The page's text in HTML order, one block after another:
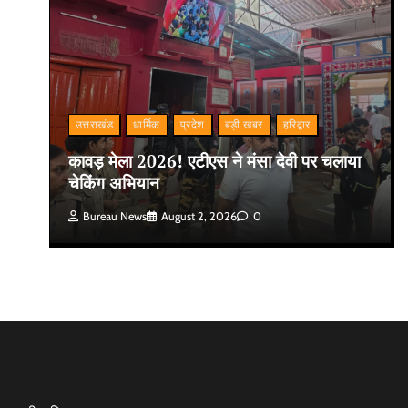
उत्तराखंड धार्मिक प्रदेश बड़ी खबर हरिद्वार
कावड़ मेला 2026! एटीएस ने मंसा देवी पर चलाया
चेकिंग अभियान
Bureau News August 2, 2026 0